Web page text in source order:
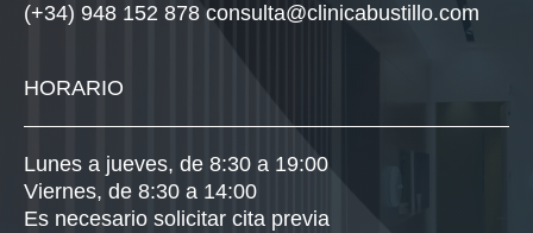
(+34) 948 152 878 consulta@clinicabustillo.com
HORARIO
Lunes a jueves, de 8:30 a 19:00
Viernes, de 8:30 a 14:00
Es necesario solicitar cita previa